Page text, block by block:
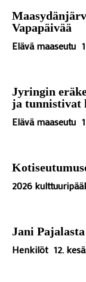
Vapapäivää
Elävä maaseutu
Jyringin
ja tunnistivat
Elävä maaseutu
2026
Jani
Henkilöt 12.